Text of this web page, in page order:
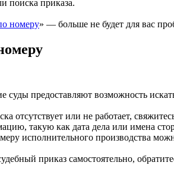
поиска приказа.
номеру» — больше не будет для вас
суды предоставляют возможность
отсутствует или не работает,
такую как дата дела или имена
исполнительного производства
приказ самостоятельно,